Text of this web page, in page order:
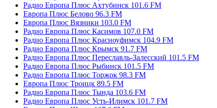
Радио Европа Плюс Ахтубинск 101.6 FM
Европа Плюс Белово 96.3 FM
Европа Плюс Вязники 103.0 FM
Радио Европа Плюс Касимов 107.0 FM
Радио Европа Плюс Красноуфимск 104.9 FM
Радио Европа Плюс Крымск 91.7 FM
Радио Европа Плюс Переславль-Залесский 101.5 FM
Радио Европа Плюс Рыбинск 101.5 FM
Радио Европа Плюс Торжок 98.3 FM
Европа Плюс Троицк 89.5 FM
Радио Европа Плюс Тында 103.6 FM
Радио Европа Плюс Усть-Илимск 101.7 FM